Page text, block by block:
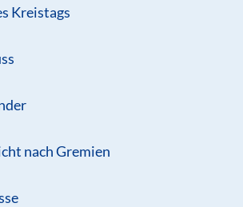
Kreistags
nach Gremien